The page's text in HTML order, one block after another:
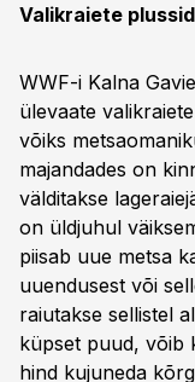
Valikraiete
WWF-i Kalna
ülevaate
võiks
majandades on
välditakse
on üldjuhul
piisab uue metsa
uuendusest või
raiutakse sellistel
küpset puud, võib
hind kujuneda